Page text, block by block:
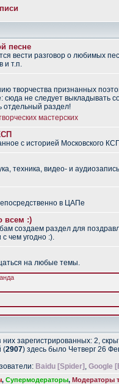
песне
вести разговор о любимых
и т.п.
творчества признанных
сюда не следует выкладывать
отдельный раздел!
мастерских
с историей Московского
техника, видео- и
в ЦАПе
всем :)
создаем раздел для
с чем угодно :).
на любые темы.
них зарегистрированных: 2,
(2907) здесь было Четверг 26
Baidu [Spider] , Google
, Супермодераторы, Модераторы